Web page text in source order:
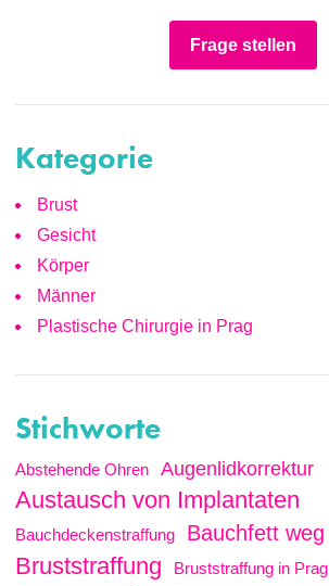
Frage stellen
Kategorie
Brust
Gesicht
Körper
Männer
Plastische Chirurgie in Prag
Stichworte
Abstehende Ohren Augenlidkorrektur
Austausch von Implantaten
Bauchdeckenstraffung Bauchfett weg
Bruststraffung Bruststraffung in Prag